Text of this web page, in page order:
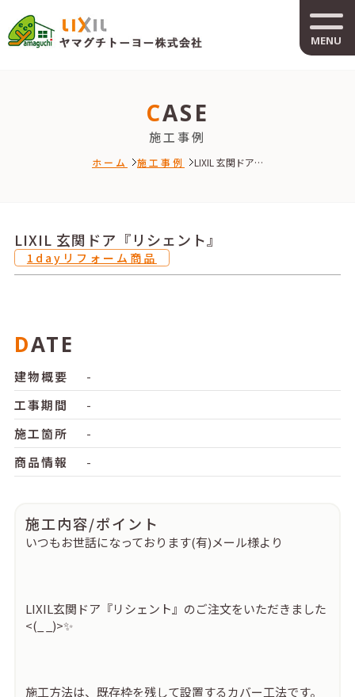
MENU
CASE
施工事例
ホーム 施工事例 LIXIL 玄関ドア…
LIXIL 玄関ドア『リシェント』
1dayリフォーム商品
DATE
建物概要
-
工事期間
-
施工箇所
-
商品情報
-
施工内容/ポイント
いつもお世話になっております(有)メール様より
LIXIL玄関ドア『リシェント』のご注文をいただきました
<(_ _)>✨
施工方法は、既存枠を残して設置するカバー工法です。